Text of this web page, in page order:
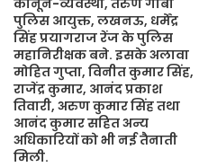
कानून-व्यवस्था, तरुण गाबा
पुलिस आयुक्त, लखनऊ, धर्मेंद्र
सिंह प्रयागराज रेंज के पुलिस
महानिरीक्षक बने. इसके अलावा
मोहित गुप्ता, विनीत कुमार सिंह,
राजेंद्र कुमार, आनंद प्रकाश
तिवारी, अरुण कुमार सिंह तथा
आनंद कुमार सहित अन्य
अधिकारियों को भी नई तैनाती
मिली.